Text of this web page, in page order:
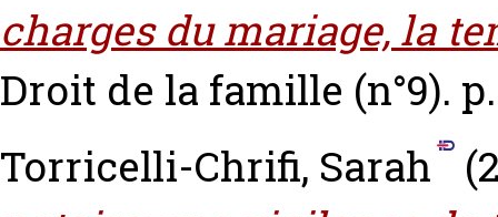
charges du mariage, la
Droit de la famille (n°9).
Torricelli-Chrifi, Sarah